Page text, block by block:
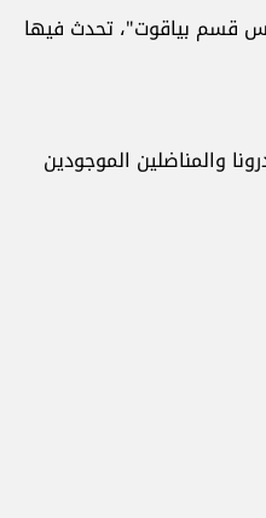
قسم بياقوت"، تحدث فيها
والمناضلين الموجودين